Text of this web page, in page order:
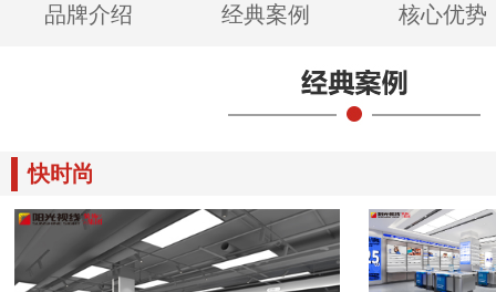
品牌介绍 经典案例 核心优势
快时尚